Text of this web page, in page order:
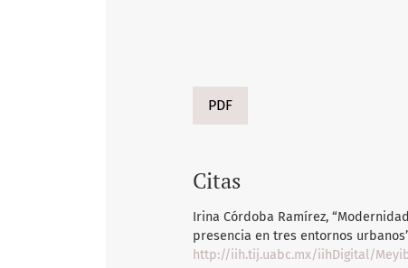
PDF
Citas
Irina Córdoba Ramírez,
presencia en tres entornos
http://iih.tij.uabc.mx/iihDigital/